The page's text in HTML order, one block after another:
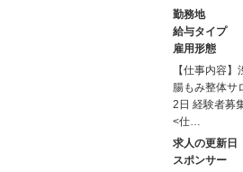
勤務地
給与タイプ
雇用形態
【仕事内容
腸もみ整体サ
2日 経験者募
<仕…
求人の更新日
スポンサー